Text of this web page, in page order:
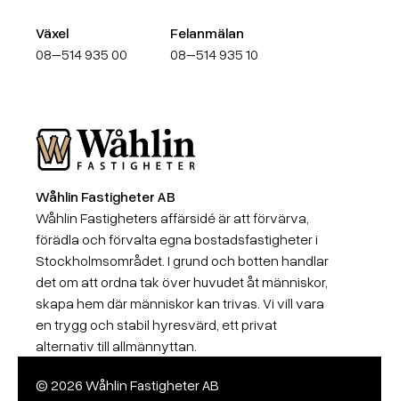
Växel
08–514 935 00
Felanmälan
08–514 935 10
Wåhlin Fastigheter AB
Wåhlin Fastigheter AB
Wåhlin Fastigheters affärsidé är att förvärva,
förädla och förvalta egna bostadsfastigheter i
Stockholmsområdet. I grund och botten handlar
det om att ordna tak över huvudet åt människor,
skapa hem där människor kan trivas. Vi vill vara
en trygg och stabil hyresvärd, ett privat
alternativ till allmännyttan.
© 2026 Wåhlin Fastigheter AB